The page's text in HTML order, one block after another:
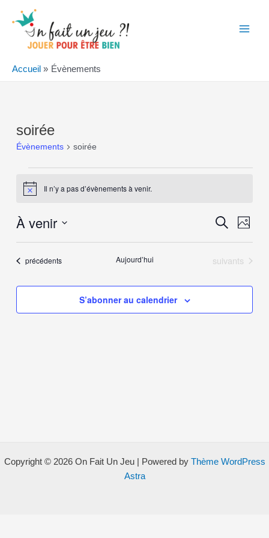
contenu
Accueil Évènements
soirée
Évènements soirée
Évènements
Notice Il n’y a pas d’évènements à venir.
et
Recherche
Photo
À venir
date
of
events
in
Évènements
précédents Aujourd’hui Évènements
suivants
S’abonner au calendrier
Copyright © 2026 On Fait Un Jeu | Powered by Thème WordPress
Astra